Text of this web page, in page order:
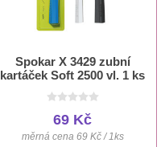
Spokar X 3429 zubní
kartáček Soft 2500 vl. 1 ks
69 Kč
měrná cena 69 Kč / 1ks